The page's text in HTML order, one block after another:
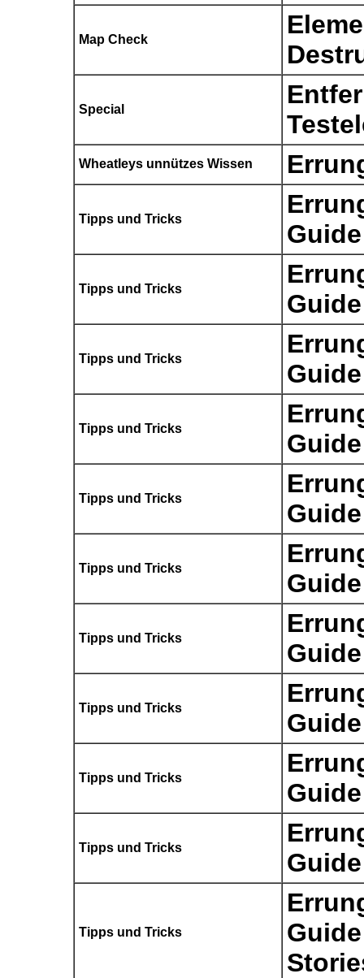
Map Check
Special
Wheatleys unnützes Wissen
Tipps und Tricks
Guide
Tipps und Tricks
Guide
Tipps und Tricks
Guide
Tipps und Tricks
Guide
Tipps und Tricks
Guide
Tipps und Tricks
Guide
Tipps und Tricks
Guide
Tipps und Tricks
Guide
Tipps und Tricks
Guide
Tipps und Tricks
Guide
Tipps und Tricks